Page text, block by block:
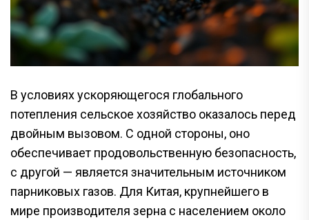
В условиях ускоряющегося глобального
потепления сельское хозяйство оказалось перед
двойным вызовом. С одной стороны, оно
обеспечивает продовольственную безопасность,
с другой — является значительным источником
парниковых газов. Для Китая, крупнейшего в
мире производителя зерна с населением около